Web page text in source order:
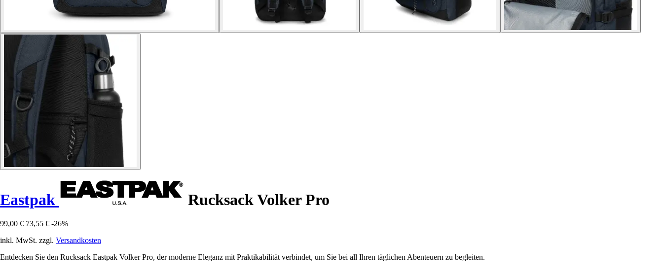
Eastpak Rucksack Volker Pro
99,00 € 73,55 € -26%
inkl. MwSt. zzgl. Versandkosten
Entdecken Sie den Rucksack Eastpak Volker Pro, der moderne Eleganz mit Praktikabilität verbindet, um Sie bei all Ihren täglichen Abenteuern zu begleiten.